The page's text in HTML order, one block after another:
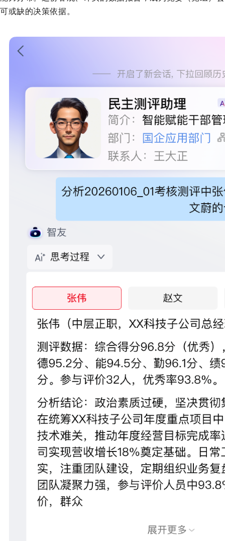
可或缺的决策依据。